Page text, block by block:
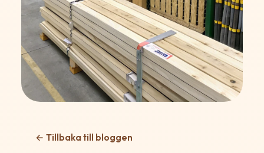
← Tillbaka till bloggen